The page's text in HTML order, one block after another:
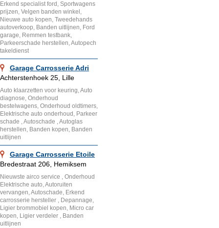
Erkend specialist ford, Sportwagens
prijzen, Velgen banden winkel,
Nieuwe auto kopen, Tweedehands
autoverkoop, Banden uitlijnen, Ford
garage, Remmen testbank,
Parkeerschade herstellen, Autopech
takeldienst
Garage Carrosserie Adri
Achterstenhoek 25, Lille
Auto klaarzetten voor keuring, Auto
diagnose, Onderhoud
bestelwagens, Onderhoud oldtimers,
Elektrische auto onderhoud, Parkeer
schade , Autoschade , Autoglas
herstellen, Banden kopen, Banden
uitlijnen
Garage Carrosserie Etoile
Bredestraat 206, Hemiksem
Nieuwste airco service , Onderhoud
Elektrische auto, Autoruiten
vervangen, Autoschade, Erkend
carrosserie hersteller , Depannage,
Ligier brommobiel kopen, Micro car
kopen, Ligier verdeler , Banden
uitlijnen